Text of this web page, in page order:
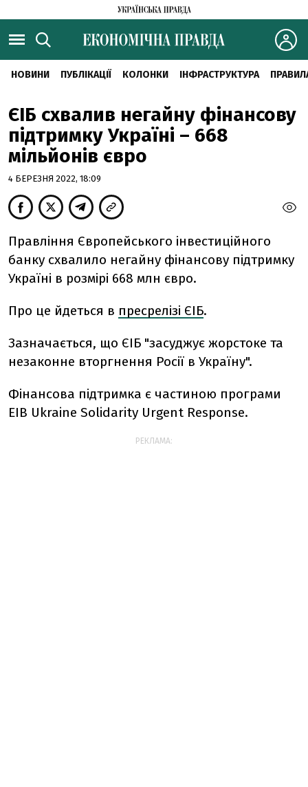
НОВИНИ ПУБЛІКАЦІЇ КОЛОНКИ ІНФРАСТРУКТУРА
ЄІБ схвалив негайну фінансову
підтримку Україні – 668
мільйонів євро
4 БЕРЕЗНЯ 2022, 18:09
Правління Європейського інвестиційного
банку схвалило негайну фінансову підтримку
Україні в розмірі 668 млн євро.
Про це йдеться в пресрелізі ЄІБ.
Зазначається, що ЄІБ "засуджує жорстоке та
незаконне вторгнення Росії в Україну".
Фінансова підтримка є частиною програми
EIB Ukraine Solidarity Urgent Response.
РЕКЛАМА: